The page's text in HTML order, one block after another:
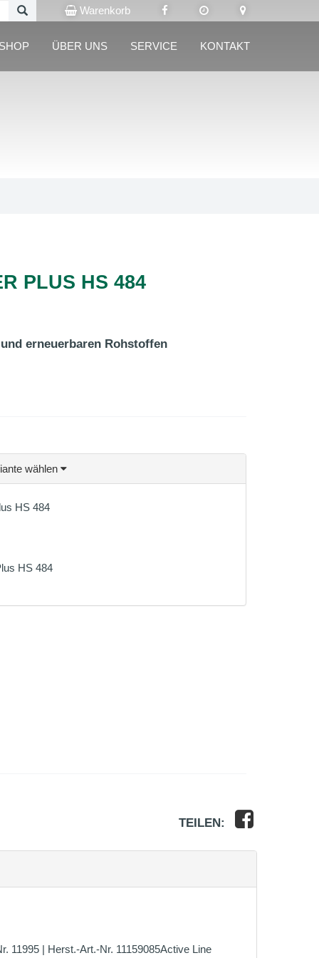
Warenkorb
ÜBER UNS SERVICE KONTAKT
PLUS HS 484
erneuerbaren Rohstoffen
wählen
HS 484
HS 484
TEILEN:
11995 | Herst.-Art.-Nr. 11159085Active Line